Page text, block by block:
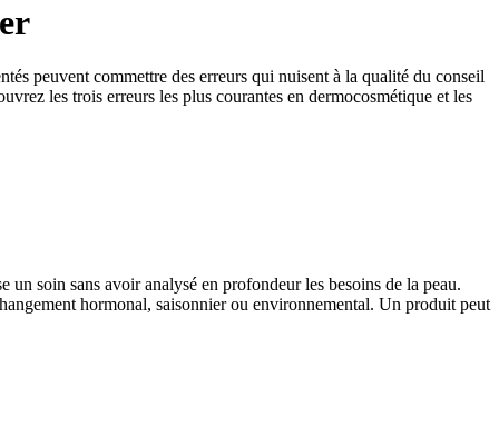
peuvent commettre des erreurs qui nuisent à la qualité du conseil
les trois erreurs les plus courantes en dermocosmétique et les
un soin sans avoir analysé en profondeur les besoins de la peau.
hormonal, saisonnier ou environnemental. Un produit peut